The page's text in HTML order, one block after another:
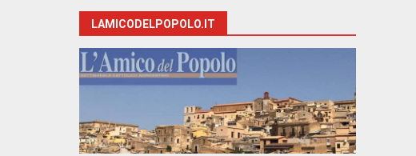
LAMICODELPOPOLO.IT